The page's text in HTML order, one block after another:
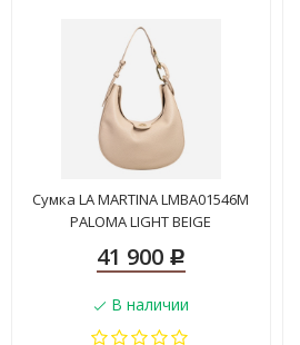
Сумка LA MARTINA LMBA01546M
PALOMA LIGHT BEIGE
41 900 Р
В наличии